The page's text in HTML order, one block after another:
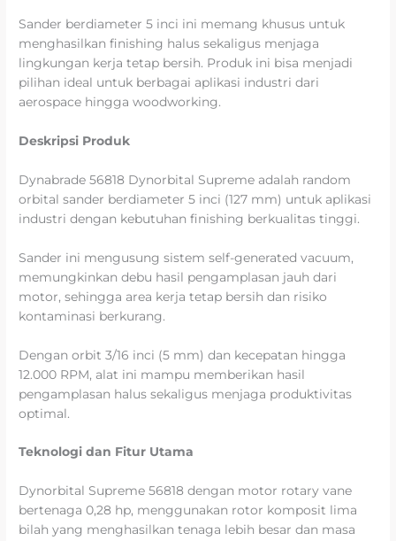
Sander berdiameter 5 inci ini memang khusus untuk
menghasilkan finishing halus sekaligus menjaga
lingkungan kerja tetap bersih. Produk ini bisa menjadi
pilihan ideal untuk berbagai aplikasi industri dari
aerospace hingga woodworking.
Deskripsi Produk
Dynabrade 56818 Dynorbital Supreme adalah random
orbital sander berdiameter 5 inci (127 mm) untuk aplikasi
industri dengan kebutuhan finishing berkualitas tinggi.
Sander ini mengusung sistem self-generated vacuum,
memungkinkan debu hasil pengamplasan jauh dari
motor, sehingga area kerja tetap bersih dan risiko
kontaminasi berkurang.
Dengan orbit 3/16 inci (5 mm) dan kecepatan hingga
12.000 RPM, alat ini mampu memberikan hasil
pengamplasan halus sekaligus menjaga produktivitas
optimal.
Teknologi dan Fitur Utama
Dynorbital Supreme 56818 dengan motor rotary vane
bertenaga 0,28 hp, menggunakan rotor komposit lima
bilah yang menghasilkan tenaga lebih besar dan masa